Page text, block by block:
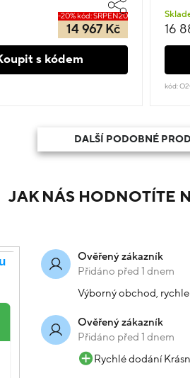
-20% kód: SRPEN20
14 967 Kč
s kódem
16
kód:
DALŠÍ PODOBNÉ
JAK NÁS HODNOTÍTE
Ověřený zákazník
Přidáno před 1 dnem
Výborný obchod,
Ověřený zákazník
Přidáno před 1 dnem
Rychlé dodání